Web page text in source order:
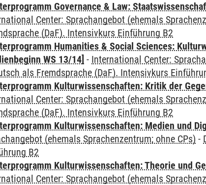
Governance & Law:
Center: Sprachangebot (ehemals
(DaF). Intensivkurs Einführung B2
Humanities & Social Sciences:
WS 13/14] - International Center:
als Fremdsprache (DaF). Intensivkurs
Kulturwissenschaften: Kritik der
Center: Sprachangebot (ehemals
(DaF). Intensivkurs Einführung B2
Kulturwissenschaften: Medien und
(ehemals Sprachenzentrum; ohne CPs) -
B2
Kulturwissenschaften: Theorie und
Center: Sprachangebot (ehemals